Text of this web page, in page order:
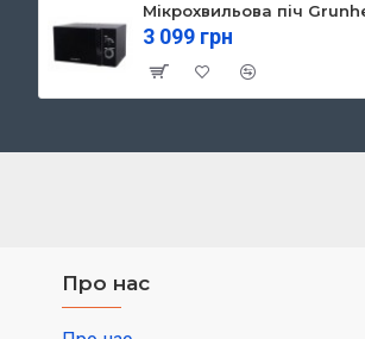
3 099 грн
Про нас